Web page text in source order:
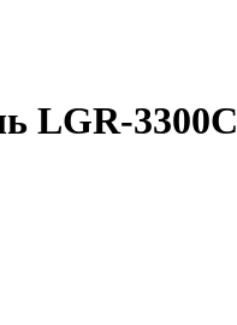
LGR-3300C